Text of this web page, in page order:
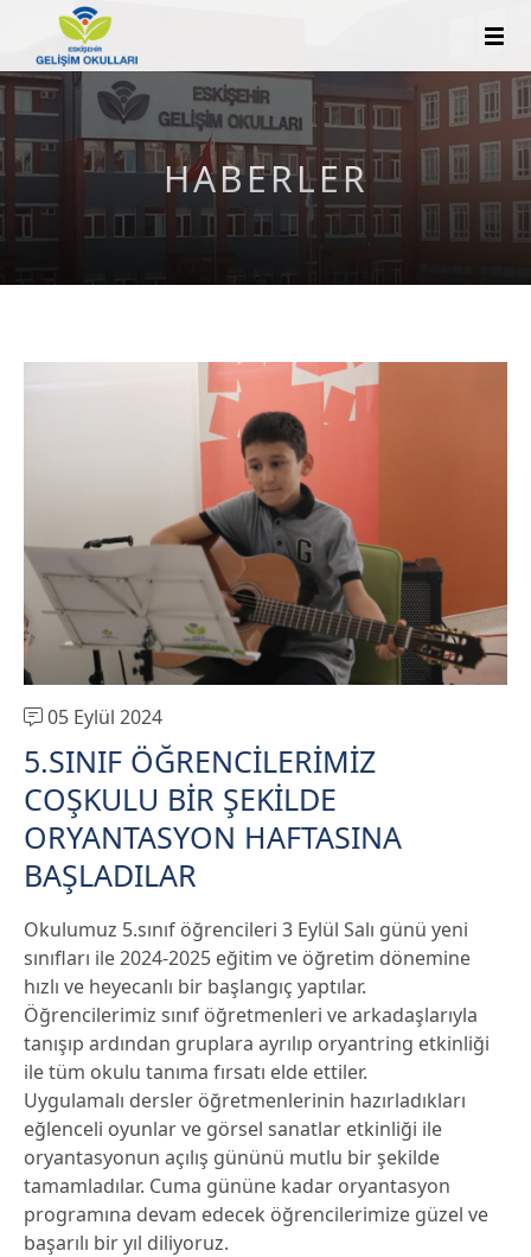
HABERLER
05 Eylül 2024
5.SINIF ÖĞRENCİLERİMİZ
COŞKULU BİR ŞEKİLDE
ORYANTASYON HAFTASINA
BAŞLADILAR
Okulumuz 5.sınıf öğrencileri 3 Eylül Salı günü yeni
sınıfları ile 2024-2025 eğitim ve öğretim dönemine
hızlı ve heyecanlı bir başlangıç yaptılar.
Öğrencilerimiz sınıf öğretmenleri ve arkadaşlarıyla
tanışıp ardından gruplara ayrılıp oryantring etkinliği
ile tüm okulu tanıma fırsatı elde ettiler.
Uygulamalı dersler öğretmenlerinin hazırladıkları
eğlenceli oyunlar ve görsel sanatlar etkinliği ile
oryantasyonun açılış gününü mutlu bir şekilde
tamamladılar. Cuma gününe kadar oryantasyon
programına devam edecek öğrencilerimize güzel ve
başarılı bir yıl diliyoruz.